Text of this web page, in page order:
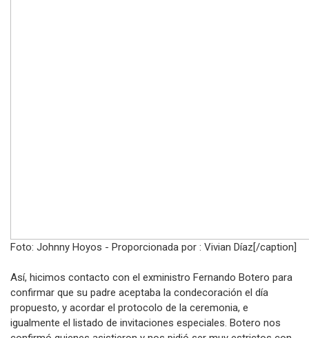
Foto: Johnny Hoyos - Proporcionada por : Vivian Díaz[/caption]
Así, hicimos contacto con el exministro Fernando Botero para
confirmar que su padre aceptaba la condecoración el día
propuesto, y acordar el protocolo de la ceremonia, e
igualmente el listado de invitaciones especiales. Botero nos